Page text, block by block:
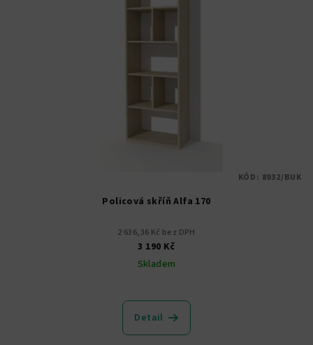
Policová skříň Alfa 170
2 636,36 Kč bez DPH
3 190 Kč
Skladem
Detail
KÓD: 8932/BUK